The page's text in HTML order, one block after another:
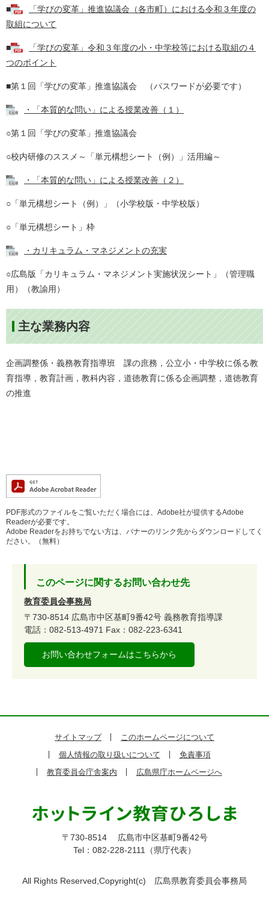
■
「学びの変革」推進協議会（各市町）における令和３年度の
取組について
■
「学びの変革」令和３年度の小・中学校等における取組の４
つのポイント
■第１回「学びの変革」推進協議会 （パスワードが必要です）
・「本質的な問い」による授業改善（１）
○第１回「学びの変革」推進協議会
○校内研修のススメ～「単元構想シート（例）」活用編～
・「本質的な問い」による授業改善（２）
○「単元構想シート（例）」（小学校版・中学校版）
○「単元構想シート」枠
・カリキュラム・マネジメントの充実
○広島版「カリキュラム・マネジメント実施状況シート」（管理職
用）（教諭用）
主な業務内容
企画調整係・義務教育指導班 課の庶務，公立小・中学校に係る教
育指導，教育計画，教科内容，道徳教育に係る企画調整，道徳教育
の推進
PDF形式のファイルをご覧いただく場合には、Adobe社が提供するAdobe
Readerが必要です。
Adobe Readerをお持ちでない方は、バナーのリンク先からダウンロードしてく
ださい。（無料）
このページに関するお問い合わせ先
教育委員会事務局
〒730-8514 広島市中区基町9番42号 義務教育指導課
電話：082-513-4971 Fax：082-223-6341
お問い合わせフォームはこちらから
サイトマップ
このホームページについて
個人情報の取り扱いについて
免責事項
教育委員会庁舎案内
広島県庁ホームページへ
〒730-8514
広島市中区基町9番42号
Tel：082-228-2111（県庁代表）
All Rights Reserved,Copyright(c) 広島県教育委員会事務局